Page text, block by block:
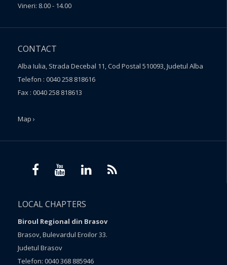
Vineri: 8.00 - 14.00
CONTACT
Alba Iulia, Strada Decebal 11, Cod Postal 510093, Judetul Alba
Telefon : 0040 258 818616
Fax : 0040 258 818613
Map ›
LOCAL CHAPTERS
Biroul Regional din Brasov
Brasov, Bulevardul Eroilor 33.
Judetul Brasov
Telefon: 0040 368 885946